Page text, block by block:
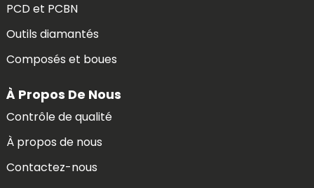
PCD et PCBN
Outils diamantés
Composés et boues
À Propos De Nous
Contrôle de qualité
À propos de nous
Contactez-nous